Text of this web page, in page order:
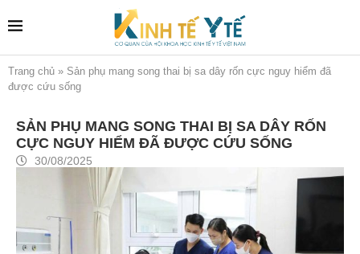
Trang chủ » Sản phụ mang song thai bị sa dây rốn cực nguy hiểm đã
được cứu sống
SẢN PHỤ MANG SONG THAI BỊ SA DÂY RỐN
CỰC NGUY HIỂM ĐÃ ĐƯỢC CỨU SỐNG
30/08/2025